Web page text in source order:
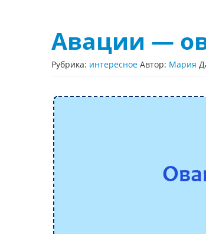
Авации —
Рубрика: интересное Автор: Мария